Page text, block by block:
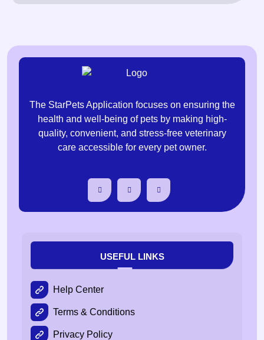
The StarPets Application focuses on ensuring the
health and well-being of pets by making high-
quality, convenient, and stress-free veterinary
care accessible for every pet owner.
USEFUL LINKS
Help Center
Terms & Conditions
Privacy Policy